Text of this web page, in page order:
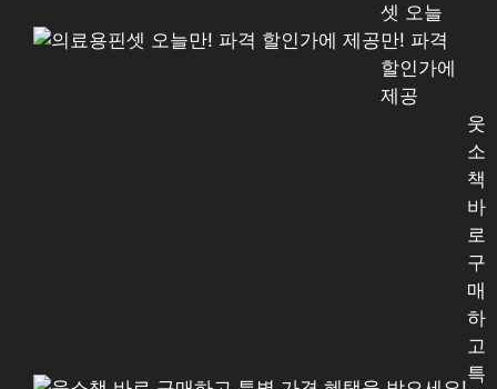
셋 오늘
만! 파격
할인가에
제공
웃
소
책
바
로
구
매
하
고
특